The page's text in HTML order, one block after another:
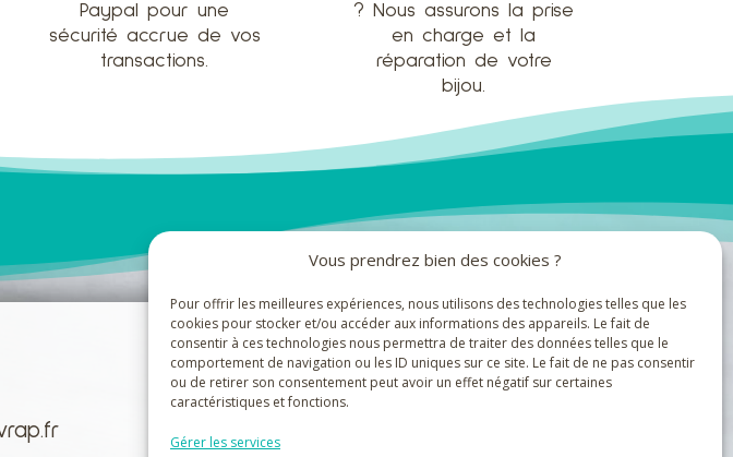
Vous prendrez bien des cookies ?
Pour offrir les meilleures expériences, nous utilisons des technologies telles que les
cookies pour stocker et/ou accéder aux informations des appareils. Le fait de
consentir à ces technologies nous permettra de traiter des données telles que le
comportement de navigation ou les ID uniques sur ce site. Le fait de ne pas consentir
ou de retirer son consentement peut avoir un effet négatif sur certaines
caractéristiques et fonctions.
Gérer les services
Paypal pour une
sécurité accrue de vos
transactions.
? Nous assurons la prise
en charge et la
réparation de votre
bijou.
Suivez-nous !